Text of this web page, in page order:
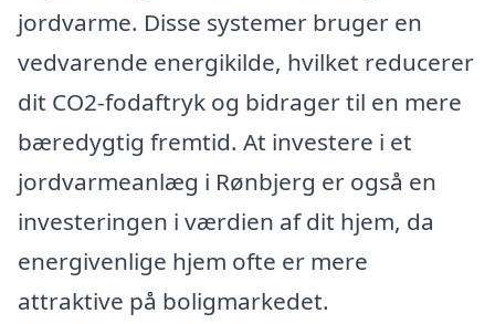
jordvarme. Disse systemer bruger en
vedvarende energikilde, hvilket reducerer
dit CO2-fodaftryk og bidrager til en mere
bæredygtig fremtid. At investere i et
jordvarmeanlæg i Rønbjerg er også en
investeringen i værdien af dit hjem, da
energivenlige hjem ofte er mere
attraktive på boligmarkedet.